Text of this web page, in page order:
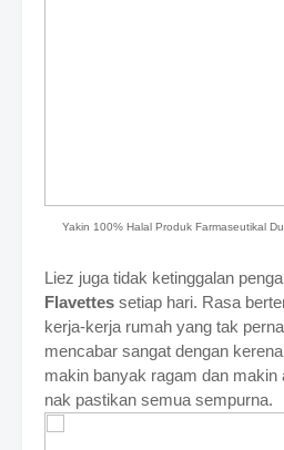
Yakin 100% Halal Produk Farmaseutikal
Liez juga tidak ketinggalan
Flavettes setiap hari. Rasa
kerja-kerja rumah yang tak
mencabar sangat dengan
makin banyak ragam dan makin
nak pastikan semua sempurna.